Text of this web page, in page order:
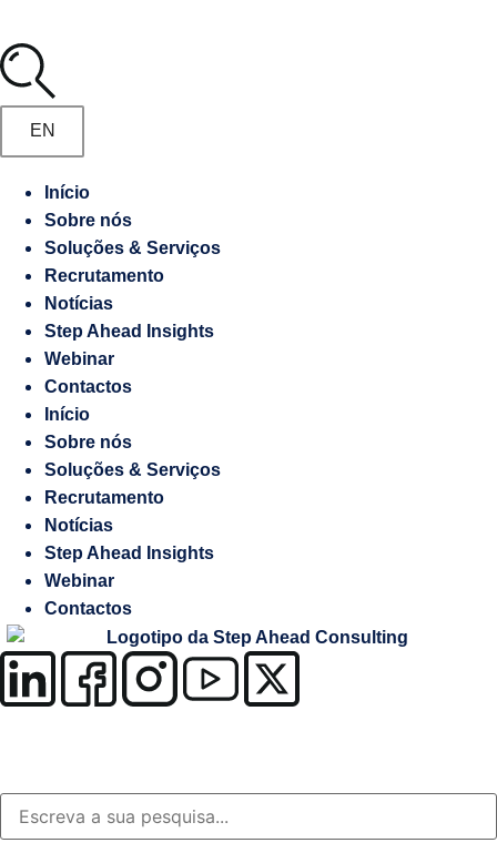
Recrutamento
Responsabilidade
socioambiental
Gestão
Contraordenações
de
Encargos
Salesforce
Soluções
à
medida
OutSystems
Setor
da
EN
Início
Sobre nós
Soluções & Serviços
Recrutamento
Notícias
Step Ahead Insights
Webinar
Contactos
Início
Sobre nós
Soluções & Serviços
Recrutamento
Notícias
Step Ahead Insights
Webinar
Contactos